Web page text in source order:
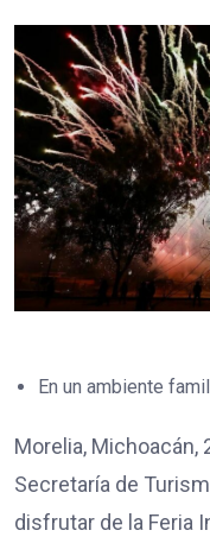
En un ambiente
Morelia, Michoacán,
Secretaría de
disfrutar de la Feria